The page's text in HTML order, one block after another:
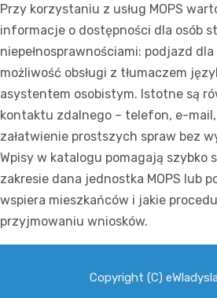
Przy korzystaniu z usług MOPS
informacje o dostępności dla osób
niepełnosprawnościami: podjazd
możliwość obsługi z tłumaczem
asystentem osobistym. Istotne są
kontaktu zdalnego – telefon, e-mail,
załatwienie prostszych spraw bez
Wpisy w katalogu pomagają szybko
zakresie dana jednostka MOPS lub
wspiera mieszkańców i jakie
przyjmowaniu wniosków.
Copyright (C)